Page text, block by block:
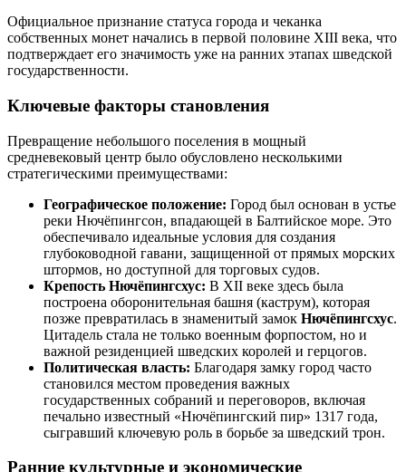
Официальное признание статуса города и чеканка
собственных монет начались в первой половине XIII века, что
подтверждает его значимость уже на ранних этапах шведской
государственности.
Ключевые факторы становления
Превращение небольшого поселения в мощный
средневековый центр было обусловлено несколькими
стратегическими преимуществами:
Географическое положение: Город был основан в устье
реки Нючёпингсон, впадающей в Балтийское море. Это
обеспечивало идеальные условия для создания
глубоководной гавани, защищенной от прямых морских
штормов, но доступной для торговых судов.
Крепость Нючёпингсхус: В XII веке здесь была
построена оборонительная башня (каструм), которая
позже превратилась в знаменитый замок Нючёпингсхус.
Цитадель стала не только военным форпостом, но и
важной резиденцией шведских королей и герцогов.
Политическая власть: Благодаря замку город часто
становился местом проведения важных
государственных собраний и переговоров, включая
печально известный «Нючёпингский пир» 1317 года,
сыгравший ключевую роль в борьбе за шведский трон.
Ранние культурные и экономические